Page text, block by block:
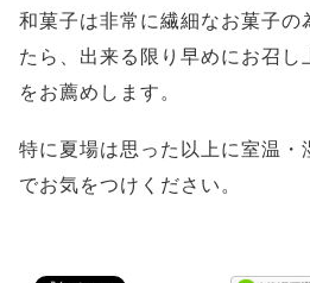
和菓子は非常に繊細なお菓子の
たら、出来る限り早めにお召し
をお薦めします。
特に夏場は思った以上に室温・
でお気をつけください。